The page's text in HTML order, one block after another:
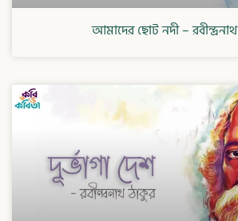
আমাদের ছোট নদী –